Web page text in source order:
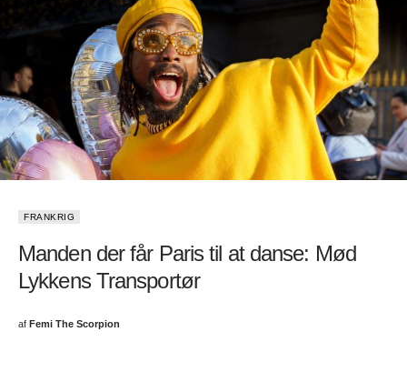
FRANKRIG
Manden der får Paris til at danse: Mød
Lykkens Transportør
af Femi The Scorpion